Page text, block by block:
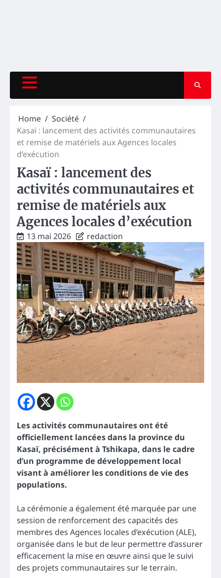
Home
Société
Kasaï : lancement des activités communautaires
et remise de matériels aux Agences locales
d’exécution
Kasaï : lancement des
activités communautaires et
remise de matériels aux
Agences locales d’exécution
13 mai 2026 redaction
Les activités communautaires ont été
officiellement lancées dans la province du
Kasaï, précisément à Tshikapa, dans le cadre
d’un programme de développement local
visant à améliorer les conditions de vie des
populations.
La cérémonie a également été marquée par une
session de renforcement des capacités des
membres des Agences locales d’exécution (ALE),
organisée dans le but de leur permettre d’assurer
efficacement la mise en œuvre ainsi que le suivi
des projets communautaires sur le terrain.